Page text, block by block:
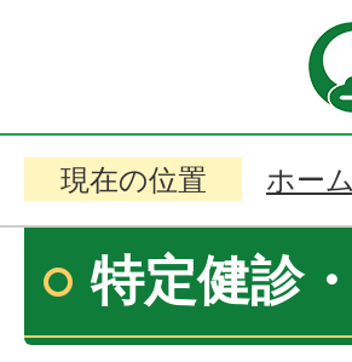
現在の位置 ホーム
特定健診